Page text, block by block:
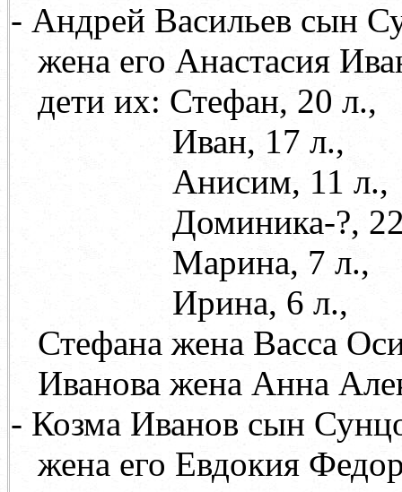
- Андрей Васильев сын
жена его Анастасия
дети их: Стефан, 20 л.,
Иван, 17 л.,
Анисим, 11 л.,
Доминика-?, 22
Марина, 7 л.,
Ирина, 6 л.,
Стефана жена Васса
Иванова жена Анна
- Козма Иванов сын
жена его Евдокия